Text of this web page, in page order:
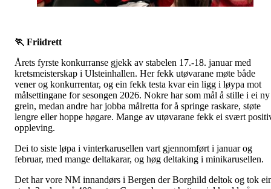
🏃 Friidrett
Årets fyrste konkurranse gjekk av stabelen 17.-18. januar med
kretsmeisterskap i Ulsteinhallen. Her fekk utøvarane møte både
vener og konkurrentar, og ein fekk testa kvar ein ligg i løypa mot
målsettingane for sesongen 2026. Nokre har som mål å stille i ei ny
grein, medan andre har jobba målretta for å springe raskare, støte
lengre eller hoppe høgare. Mange av utøvarane fekk ei svært
oppleving.
Dei to siste løpa i vinterkarusellen vart gjennomført i januar og
februar, med mange deltakarar, og høg deltaking i minikarusellen.
Det har vore NM innandørs i Bergen der Borghild deltok og tok